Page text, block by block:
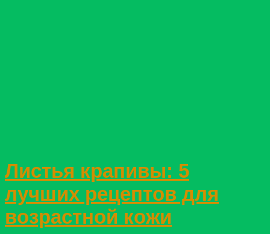
Листья крапивы: 5
лучших рецептов для
возрастной кожи